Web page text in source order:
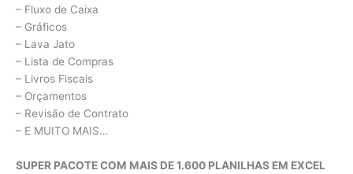
– Fluxo de Caixa
– Gráficos
– Lava Jato
– Lista de Compras
– Livros Fiscais
– Orçamentos
– Revisão de Contrato
– E MUITO MAIS…
SUPER PACOTE COM MAIS DE 1.600 PLANILHAS EM EXCEL